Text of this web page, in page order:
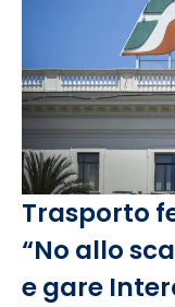
Trasporto
“No allo
e gare